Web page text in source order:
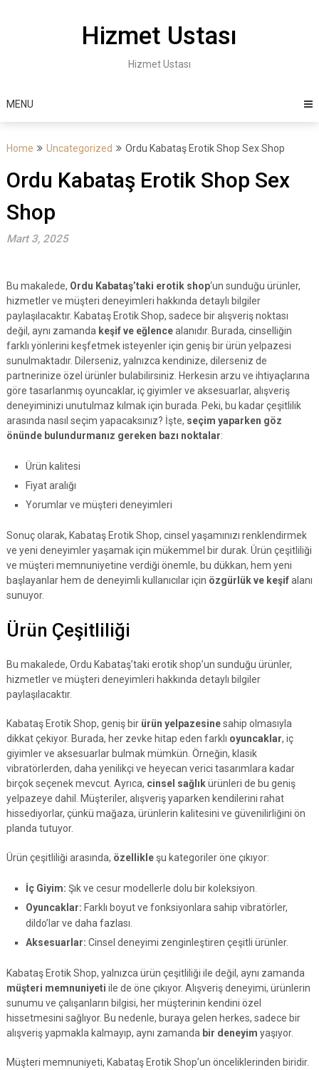
Hizmet Ustası
Hizmet Ustası
MENU
Home Uncategorized Ordu Kabataş Erotik Shop Sex Shop
Ordu Kabataş Erotik Shop Sex
Shop
Mart 3, 2025
Bu makalede, Ordu Kabataş’taki erotik shop‘un sunduğu ürünler,
hizmetler ve müşteri deneyimleri hakkında detaylı bilgiler
paylaşılacaktır. Kabataş Erotik Shop, sadece bir alışveriş noktası
değil, aynı zamanda keşif ve eğlencealanıdır. Burada, cinselliğin
farklı yönlerini keşfetmek isteyenler için geniş bir ürün yelpazesi
sunulmaktadır. Dilerseniz, yalnızca kendinize, dilerseniz de
partnerinize özel ürünler bulabilirsiniz. Herkesin arzu ve ihtiyaçlarına
göre tasarlanmış oyuncaklar, iç giyimler ve aksesuarlar, alışveriş
deneyiminizi unutulmaz kılmak için burada. Peki, bu kadar çeşitlilik
arasında nasıl seçim yapacaksınız? İşte, seçim yaparken göz
önünde bulundurmanız gereken bazı noktalar:
Ürün kalitesi
Fiyat aralığı
Yorumlar ve müşteri deneyimleri
Sonuç olarak, Kabataş Erotik Shop, cinsel yaşamınızı renklendirmek
ve yeni deneyimler yaşamak için mükemmel bir durak. Ürün çeşitliliği
ve müşteri memnuniyetine verdiği önemle, bu dükkan, hem yeni
başlayanlar hem de deneyimli kullanıcılar için özgürlük ve keşifalanı
sunuyor.
Ürün Çeşitliliği
Bu makalede, Ordu Kabataş’taki erotik shop’un sunduğu ürünler,
hizmetler ve müşteri deneyimleri hakkında detaylı bilgiler
paylaşılacaktır.
Kabataş Erotik Shop, geniş bir ürün yelpazesinesahip olmasıyla
dikkat çekiyor. Burada, her zevke hitap eden farklı oyuncaklar, iç
giyimler ve aksesuarlar bulmak mümkün. Örneğin, klasik
vibratörlerden, daha yenilikçi ve heyecan verici tasarımlara kadar
birçok seçenek mevcut. Ayrıca, cinsel sağlıkürünleri de bu geniş
yelpazeye dahil. Müşteriler, alışveriş yaparken kendilerini rahat
hissediyorlar, çünkü mağaza, ürünlerin kalitesini ve güvenilirliğini ön
planda tutuyor.
Ürün çeşitliliği arasında, özellikleşu kategoriler öne çıkıyor:
İç Giyim: Şık ve cesur modellerle dolu bir koleksiyon.
Oyuncaklar: Farklı boyut ve fonksiyonlara sahip vibratörler,
dildo’lar ve daha fazlası.
Aksesuarlar: Cinsel deneyimi zenginleştiren çeşitli ürünler.
Kabataş Erotik Shop, yalnızca ürün çeşitliliği ile değil, aynı zamanda
müşteri memnuniyeti ile de öne çıkıyor. Alışveriş deneyimi, ürünlerin
sunumu ve çalışanların bilgisi, her müşterinin kendini özel
hissetmesini sağlıyor. Bu nedenle, buraya gelen herkes, sadece bir
alışveriş yapmakla kalmayıp, aynı zamanda bir deneyim yaşıyor.
Müşteri memnuniyeti, Kabataş Erotik Shop’un önceliklerinden biridir.